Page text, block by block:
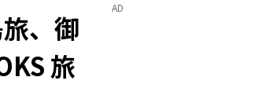
、御
旅
AD